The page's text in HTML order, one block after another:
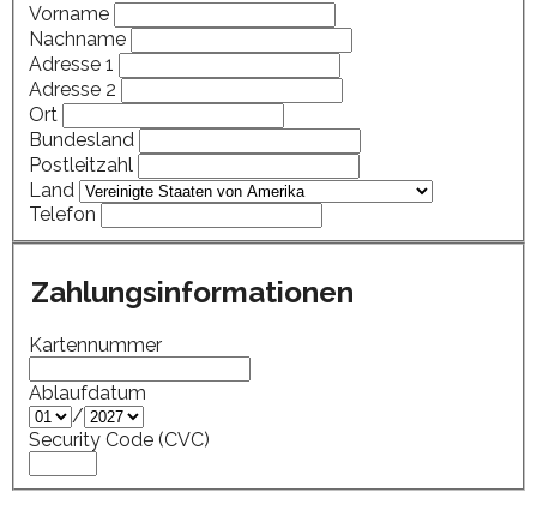
Vorname
Nachname
Adresse 1
Adresse 2
Ort
Bundesland
Postleitzahl
Land
Telefon
Zahlungsinformationen
Kartennummer
Ablaufdatum
/
Security Code (CVC)